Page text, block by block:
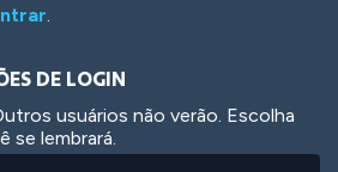
.
DE LOGIN
usuários não verão. Escolha
se lembrará.